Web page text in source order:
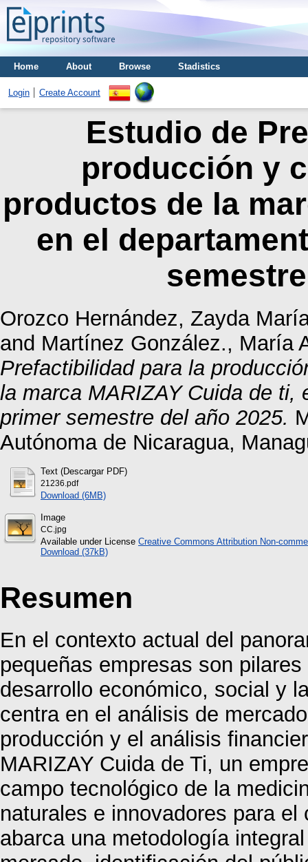
Home About Browse Stadistics
Login Create Account
Estudio de
producción y
productos de la
en el
Orozco Hernández, Zayda
and Martínez González., María
Prefactibilidad para la
la marca MARIZAY Cuida de ti,
primer semestre del año 2025.
Autónoma de Nicaragua,
Text (Descargar PDF)
21236.pdf
Download (6MB)
Image
CC.jpg
Available under License Creative Commons Attribution Non-
Download (37kB)
Resumen
En el contexto actual del
pequeñas empresas son
desarrollo económico, social y
centra en el análisis de
producción y el análisis
MARIZAY Cuida de Ti, un
campo tecnológico de la
naturales e innovadores para
abarca una metodología